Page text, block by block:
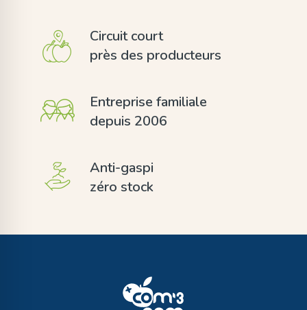
Circuit court
près des producteurs
Entreprise familiale
depuis 2006
Anti-gaspi
zéro stock